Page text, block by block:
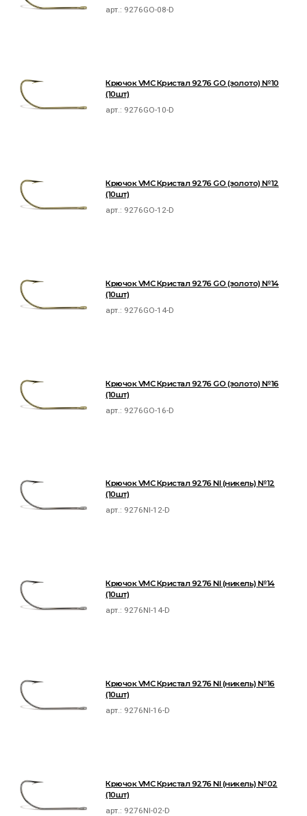
арт.: 9276GO-08-D
Крючок VMC Кристал 9276 GO (золото) №10
(10шт)
арт.: 9276GO-10-D
Крючок VMC Кристал 9276 GO (золото) №12
(10шт)
арт.: 9276GO-12-D
Крючок VMC Кристал 9276 GO (золото) №14
(10шт)
арт.: 9276GO-14-D
Крючок VMC Кристал 9276 GO (золото) №16
(10шт)
арт.: 9276GO-16-D
Крючок VMC Кристал 9276 NI (никель) №12
(10шт)
арт.: 9276NI-12-D
Крючок VMC Кристал 9276 NI (никель) №14
(10шт)
арт.: 9276NI-14-D
Крючок VMC Кристал 9276 NI (никель) №16
(10шт)
арт.: 9276NI-16-D
Крючок VMC Кристал 9276 NI (никель) №02
(10шт)
арт.: 9276NI-02-D